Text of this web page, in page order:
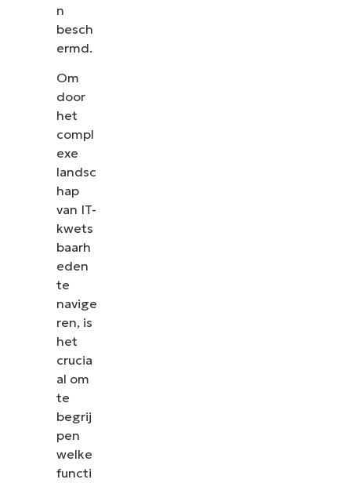
n
besch
ermd.
Om
door
het
compl
exe
landsc
hap
van IT-
kwets
baarh
eden
te
navige
ren, is
het
crucia
al om
te
begrij
pen
welke
functi